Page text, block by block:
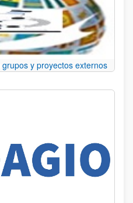
y proyectos externos